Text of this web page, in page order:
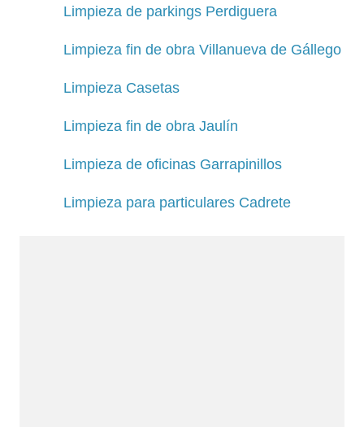
Limpieza de parkings Perdiguera
Limpieza fin de obra Villanueva de Gállego
Limpieza Casetas
Limpieza fin de obra Jaulín
Limpieza de oficinas Garrapinillos
Limpieza para particulares Cadrete